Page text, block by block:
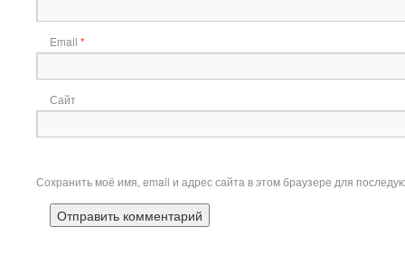
Email *
Сайт
Сохранить моё имя, email и адрес сайта в этом браузере для